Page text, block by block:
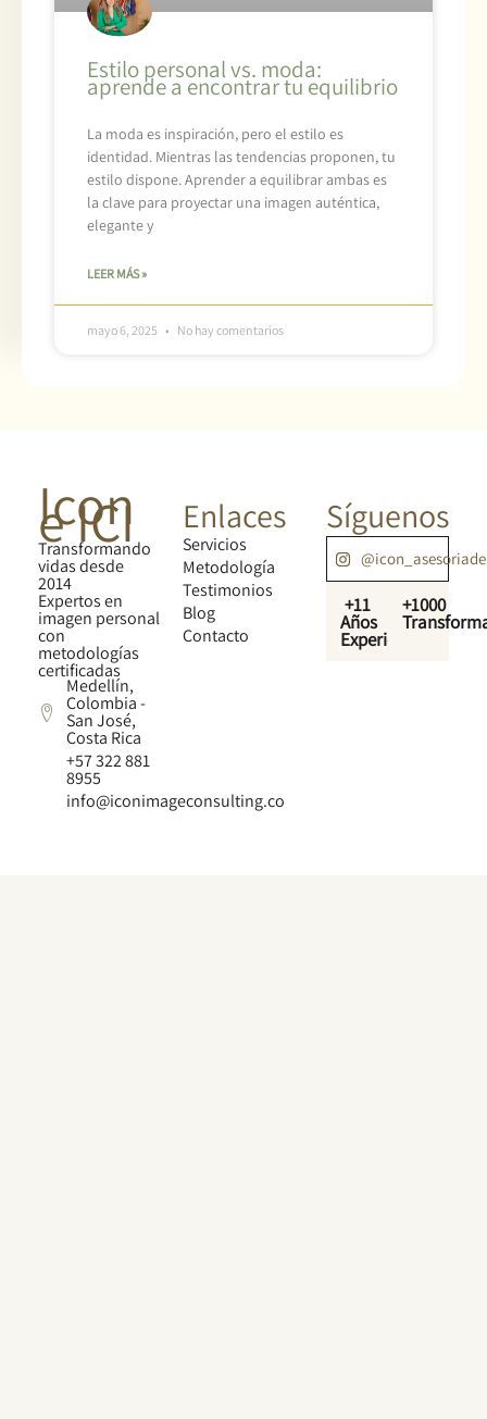
Estilo personal vs. moda:
aprende a encontrar tu equilibrio
La moda es inspiración, pero el estilo es
identidad. Mientras las tendencias proponen, tu
estilo dispone. Aprender a equilibrar ambas es
la clave para proyectar una imagen auténtica,
elegante y
LEER MÁS »
mayo 6, 2025 No hay comentarios
Icon
e ICI
Transformando
vidas desde
2014
Expertos en
imagen personal
con
metodologías
certificadas
Medellín,
Colombia -
San José,
Costa Rica
+57 322 881
8955
info@iconimageconsulting.co
Enlaces
Servicios
Metodología
Testimonios
Blog
Contacto
Síguenos
+11
Años
Experiencia
+1000